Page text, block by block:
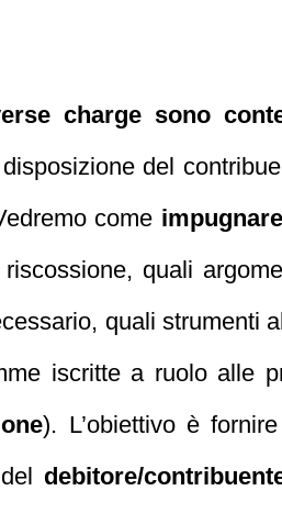
charge sono
del
come impugnare
quali
quali strumenti
iscritte a ruolo alle
). L’obiettivo è
debitore/